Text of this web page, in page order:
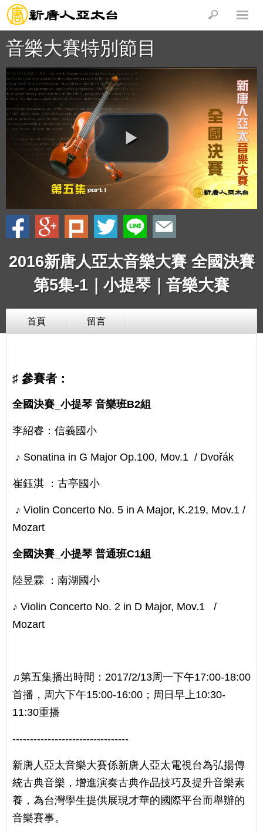
音樂大賽特別節目
2016新唐人亞太音樂大賽 全國決賽
第5集-1｜小提琴｜音樂大賽
首頁 留言
♯ 參賽者：
全國決賽_小提琴 音樂班B2組
李紹睿：信義國小
♪ Sonatina in G Major Op.100, Mov.1 / Dvořák
崔鈺淇 ：古亭國小
♪ Violin Concerto No. 5 in A Major, K.219, Mov.1 /
Mozart
全國決賽_小提琴 普通班C1組
陸昱霖 ：南湖國小
♪ Violin Concerto No. 2 in D Major, Mov.1 /
Mozart
♫第五集播出時間：2017/2/13周一下午17:00-18:00
首播，周六下午15:00-16:00；周日早上10:30-
11:30重播
---------------------------------
新唐人亞太音樂大賽係新唐人亞太電視台為弘揚傳
統古典音樂，增進演奏古典作品技巧及提升音樂素
養，為台灣學生提供展現才華的國際平台而舉辦的
音樂賽事。